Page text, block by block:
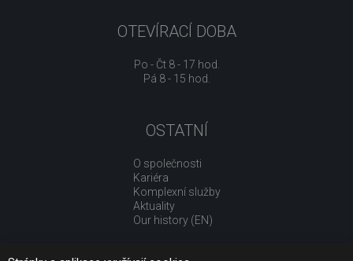
OTEVÍRACÍ DOBA
Po - Čt 8 - 17 hod.
Pá 8 - 15 hod.
OSTATNÍ
O společnosti
Kariéra
Komplexní služby
Aktuality
Our history (EN)